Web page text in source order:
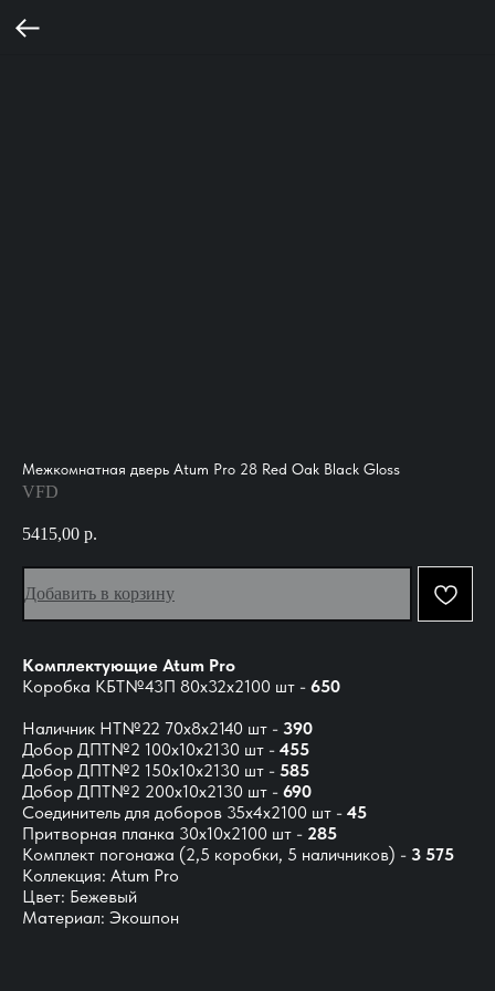
Межкомнатная дверь Atum Pro 28 Red Oak Black Gloss
VFD
5415,00 р.
Добавить в корзину
Комплектующие Atum Pro
Коробка КБТ№43П 80х32х2100 шт - 650
Наличник НТ№22 70х8х2140 шт - 390
Добор ДПТ№2 100х10х2130 шт - 455
Добор ДПТ№2 150х10х2130 шт - 585
Добор ДПТ№2 200х10х2130 шт - 690
Соединитель для доборов 35х4х2100 шт - 45
Притворная планка 30х10х2100 шт - 285
Комплект погонажа (2,5 коробки, 5 наличников) - 3 575
Коллекция: Atum Pro
Цвет: Бежевый
Материал: Экошпон